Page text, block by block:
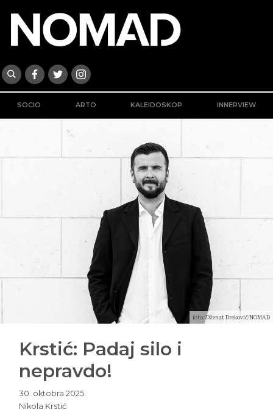
SOCIO ARTO KALEIDOSKOP INNERVIEW
foto: Dženat Dreković/NOMAD
Krstić: Padaj silo i
nepravdo!
30. oktobra 2025.
Nikola Krstić